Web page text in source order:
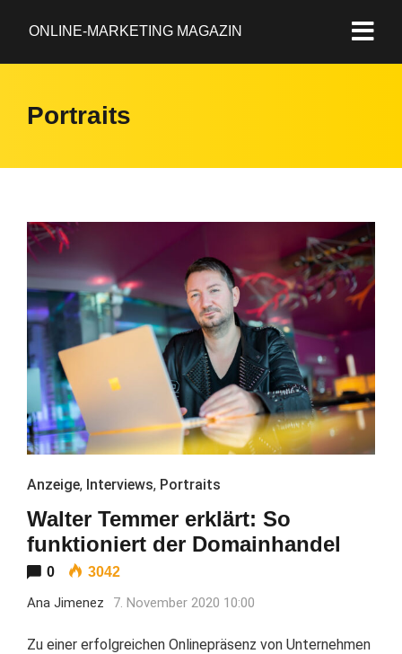
ONLINE-MARKETING MAGAZIN
Portraits
Anzeige, Interviews, Portraits
Walter Temmer erklärt: So
funktioniert der Domainhandel
0 3042
Ana Jimenez 7. November 2020 10:00
Zu einer erfolgreichen Onlinepräsenz von Unternehmen